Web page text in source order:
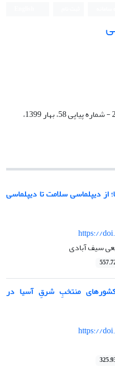
دوره 15، شماره 2 - شماره پیاپی 58، بهار 1399،
دیپلماسی سلامت تا دیپلماسی
https://
سیف آبادی
کشور‌های منتخبِ شرقِ آسیا در
https://